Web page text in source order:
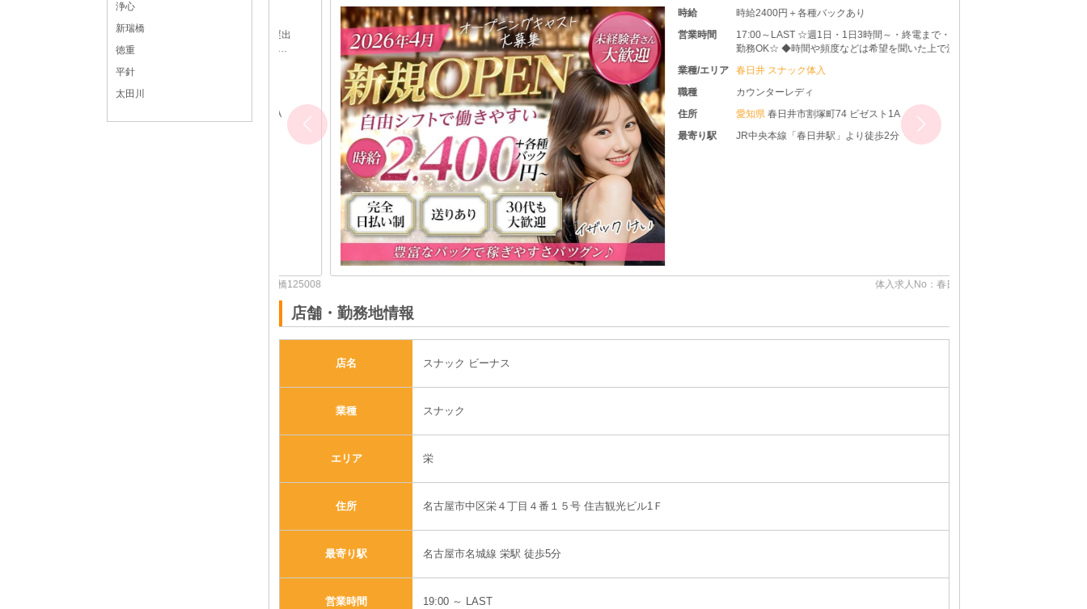
浄心
新瑞橋
徳重
平針
太田川
20:00～LAST ☆週1日・1日3時間～・終電まで・遅出
勤務OK☆ ◆時間や頻度などは希望を聞いた上で決め
時給
時給2400円＋各種バックあり
営業時間
17:00～LAST ☆週1日・1日3時間～・終電まで・遅出
勤務OK☆ ◆時間や頻度などは希望を聞いた上で決め
業種/エリア
春日井 スナック体入
職種
カウンターレディ
住所
愛知県
春日井市割塚町74 ビゼスト1A
最寄り駅
JR中央本線「春日井駅」より徒歩2分
体入求人No：春日井124227
店舗・勤務地情報
店名 スナック ビーナス
業種 スナック
エリア 栄
住所 名古屋市中区栄４丁目４番１５号 住吉観光ビル1Ｆ
最寄り駅 名古屋市名城線 栄駅 徒歩5分
営業時間 19:00 ～ LAST